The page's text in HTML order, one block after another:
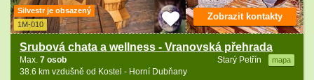
Silvestr je obsazený
1M-010
Srubová chata a wellness - Vranovská přehrada
Starý Petřín mapa
Max. 7 osob
38.6 km vzdušně od Kostel - Horní Dubňany
Zobrazit kontakty